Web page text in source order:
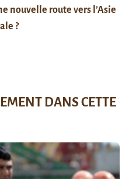
nouvelle route vers l’Asie
?
DANS CETTE